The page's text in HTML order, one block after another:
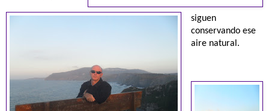
siguen
conservando ese
aire natural.